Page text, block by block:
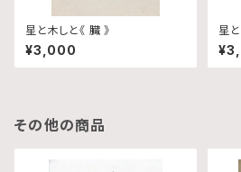
星と木しと《 臓 》
¥3,000
星
その他の商品